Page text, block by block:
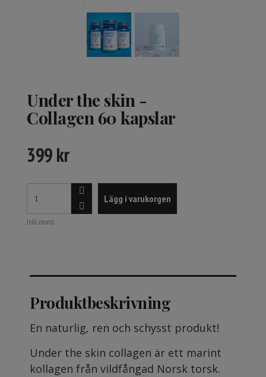
Under the skin -
Collagen 60 kapslar
399kr
Lägg i varukorgen
Inkl. moms
Produktbeskrivning
En naturlig, ren och schysst produkt!
Under the skin collagen är ett marint
kollagen från vildfångad Norsk torsk.